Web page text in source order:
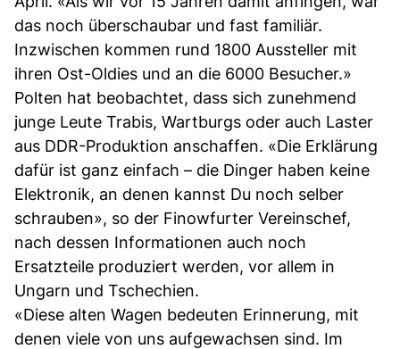
das noch überschaubar und fast familiär.
Inzwischen kommen rund 1800 Aussteller mit
ihren Ost-Oldies und an die 6000 Besucher.»
Polten hat beobachtet, dass sich zunehmend
junge Leute Trabis, Wartburgs oder auch Laster
aus DDR-Produktion anschaffen. «Die Erklärung
dafür ist ganz einfach – die Dinger haben keine
Elektronik, an denen kannst Du noch selber
schrauben», so der Finowfurter Vereinschef,
nach dessen Informationen auch noch
Ersatzteile produziert werden, vor allem in
Ungarn und Tschechien.
«Diese alten Wagen bedeuten Erinnerung, mit
denen viele von uns aufgewachsen sind. Im